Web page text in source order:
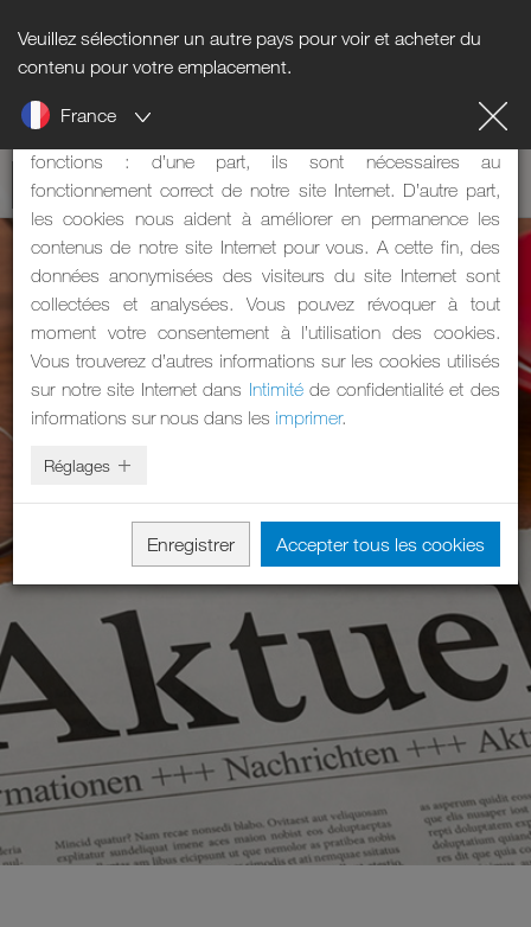
Veuillez sélectionner un autre pays pour voir et acheter du
contenu pour votre emplacement.
France
Informations sur les cookies
Notre site Internet utilise des cookies. Les cookies ont deux
fonctions : d’une part, ils sont nécessaires au
fonctionnement correct de notre site Internet. D’autre part,
les cookies nous aident à améliorer en permanence les
contenus de notre site Internet pour vous. A cette fin, des
données anonymisées des visiteurs du site Internet sont
collectées et analysées. Vous pouvez révoquer à tout
moment votre consentement à l’utilisation des cookies.
Vous trouverez d’autres informations sur les cookies utilisés
sur notre site Internet dans Intimitéde confidentialité et des
informations sur nous dans les imprimer.
Réglages
Enregistrer Accepter tous les cookies